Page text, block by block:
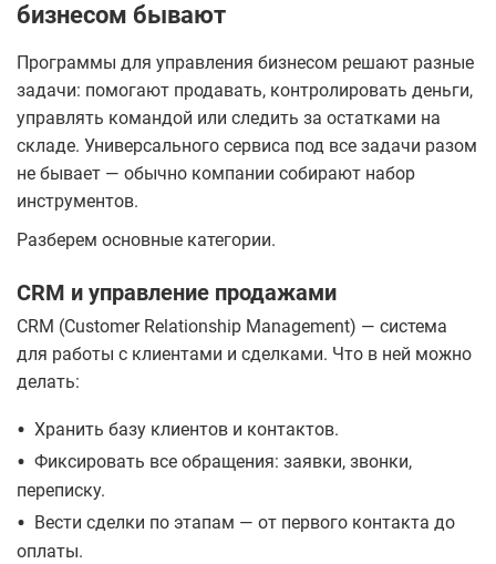
бизнесом бывают
Программы для управления бизнесом решают разные
задачи: помогают продавать, контролировать деньги,
управлять командой или следить за остатками на
складе. Универсального сервиса под все задачи разом
не бывает — обычно компании собирают набор
инструментов.
Разберем основные категории.
CRM и управление продажами
CRM (Customer Relationship Management) — система
для работы с клиентами и сделками. Что в ней можно
делать:
• Хранить базу клиентов и контактов.
• Фиксировать все обращения: заявки, звонки,
переписку.
• Вести сделки по этапам — от первого контакта до
оплаты.